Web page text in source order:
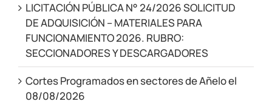
LICITACIÓN PÚBLICA N° 24/2026 SOLICITUD
DE ADQUISICIÓN – MATERIALES PARA
FUNCIONAMIENTO 2026. RUBRO:
SECCIONADORES Y DESCARGADORES
Cortes Programados en sectores de Añelo el
08/08/2026